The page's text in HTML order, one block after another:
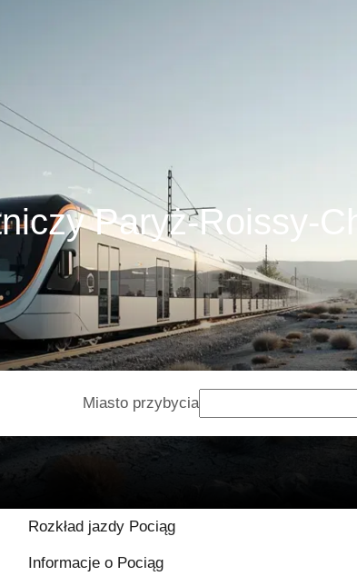
Paryż-Roissy-
Miasto przybycia
Rozkład jazdy Pociąg
Informacje o Pociąg